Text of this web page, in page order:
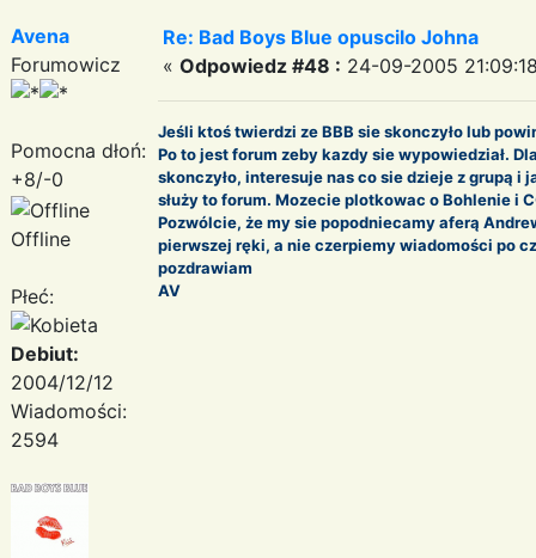
Avena
Forumowicz
Pomocna dłoń:
+8/-0
Offline
Płeć:
Debiut:
2004/12/12
Wiadomości:
2594
Re: Bad Boys Blue opuscilo Johna
« Odpowiedz #48 : 24-09-2005
Jeśli ktoś twierdzi ze BBB sie skonczyło lub
Po to jest forum zeby kazdy sie wypowiedział.
skonczyło, interesuje nas co sie dzieje z grupą i
służy to forum. Mozecie plotkowac o Bohlenie i
Pozwólcie, że my sie popodniecamy aferą
pierwszej ręki, a nie czerpiemy wiadomości po
pozdrawiam
AV